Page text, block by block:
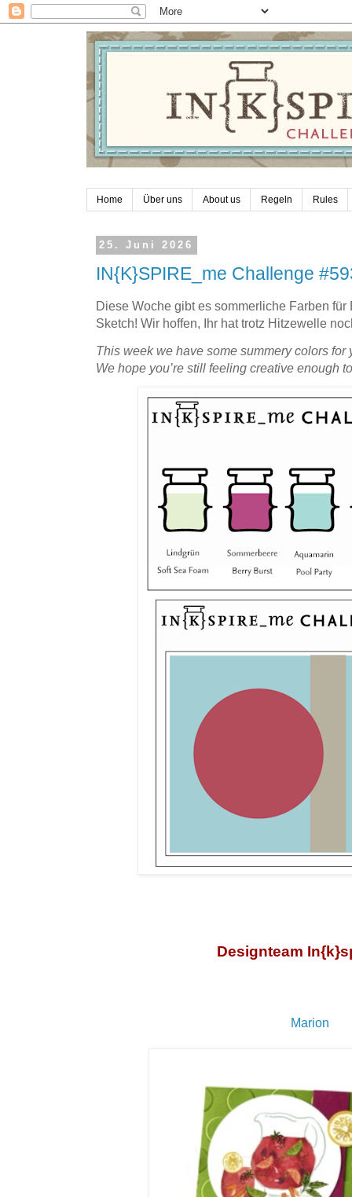
Home Über uns About us Regeln Rules
25. Juni 2026
IN{K}SPIRE_me Challenge
Diese Woche gibt es sommerliche Farben
Sketch! Wir hoffen, Ihr hat trotz Hitzewelle
This week we have some summery colors
We hope you’re still feeling creative enough
Designteam
Marion